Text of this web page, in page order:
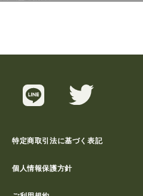
特定商取引法に基づく表記
個人情報保護方針